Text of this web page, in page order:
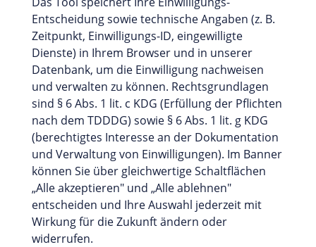
Entscheidung sowie technische Angaben (z. B.
Zeitpunkt, Einwilligungs-ID, eingewilligte
Dienste) in Ihrem Browser und in unserer
Datenbank, um die Einwilligung nachweisen
und verwalten zu können. Rechtsgrundlagen
sind § 6 Abs. 1 lit. c KDG (Erfüllung der Pflichten
nach dem TDDDG) sowie § 6 Abs. 1 lit. g KDG
(berechtigtes Interesse an der Dokumentation
und Verwaltung von Einwilligungen). Im Banner
können Sie über gleichwertige Schaltflächen
„Alle akzeptieren" und „Alle ablehnen"
entscheiden und Ihre Auswahl jederzeit mit
Wirkung für die Zukunft ändern oder
widerrufen.